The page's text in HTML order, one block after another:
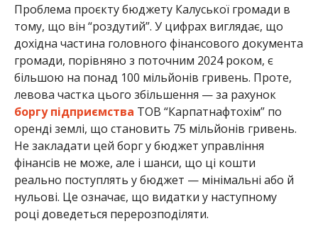
Проблема проєкту бюджету Калуської громади в
тому, що він “роздутий”. У цифрах виглядає, що
дохідна частина головного фінансового документа
громади, порівняно з поточним 2024 роком, є
більшою на понад 100 мільйонів гривень. Проте,
левова частка цього збільшення — за рахунок
боргу підприємства ТОВ “Карпатнафтохім” по
оренді землі, що становить 75 мільйонів гривень.
Не закладати цей борг у бюджет управління
фінансів не може, але і шанси, що ці кошти
реально поступлять у бюджет — мінімальні або й
нульові. Це означає, що видатки у наступному
році доведеться перерозподіляти.